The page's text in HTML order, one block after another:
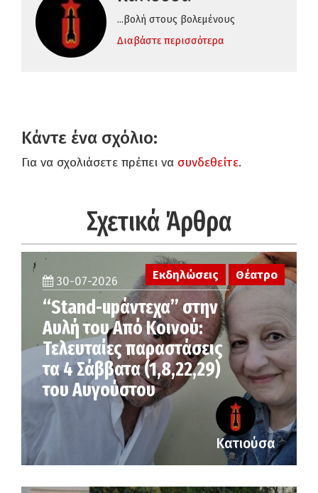
...βολή στους βολεμένους
Διαβάστε περισσότερα
Κάντε ένα σχόλιο:
Για να σχολιάσετε πρέπει να συνδεθείτε.
Σχετικά Άρθρα
Εκδηλώσεις Θέατρο
30-07-2026
“Stand-upάντεχα” στην
Αυλή του Από Κοινού:
Τελευταίες παραστάσεις
τα 4 Σάββατα (1,8,22,29)
του Αυγούστου
Κατιούσα